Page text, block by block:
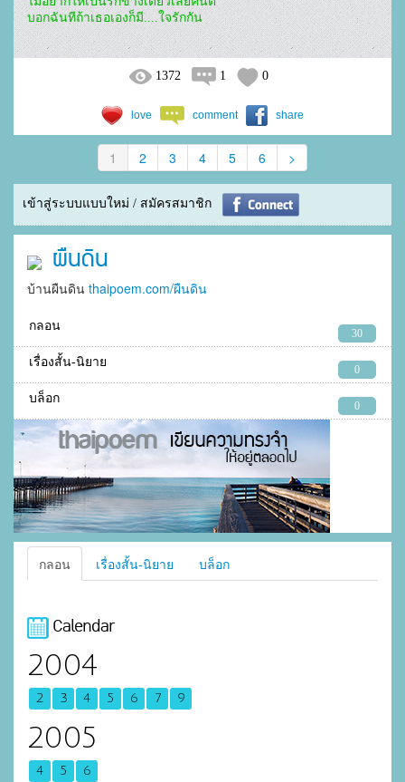
บอกฉันทีถ้าเธอเองก็มี....ใจรักกัน
1372 1 0
love comment share
1 2 3 4 5 6 >
เข้าสู่ระบบแบบใหม่ / สมัครสมาชิก
ผืนดิน
บ้านผืนดิน thaipoem.com/ผืนดิน
กลอน
30
เรื่องสั้น-นิยาย
0
บล็อก
0
กลอน เรื่องสั้น-นิยาย บล็อก
Calendar
2004
2 3 4 5 6 7 9
2005
4 5 6